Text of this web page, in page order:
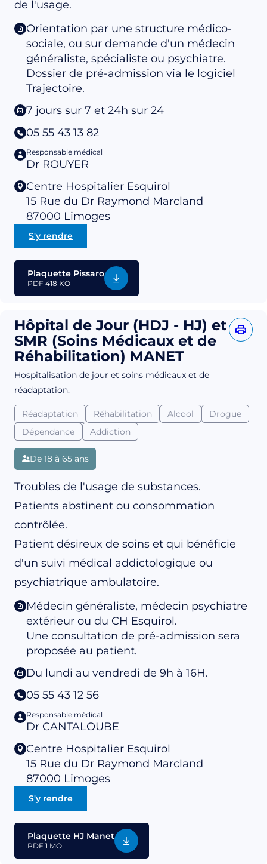
de l'usage.
Orientation par une structure médico-
sociale, ou sur demande d'un médecin
généraliste, spécialiste ou psychiatre.
Dossier de pré-admission via le logiciel
Trajectoire.
7 jours sur 7 et 24h sur 24
05 55 43 13 82
Responsable médical
Dr ROUYER
Centre Hospitalier Esquirol
15 Rue du Dr Raymond Marcland
87000 Limoges
S'y rendre
Plaquette Pissaro
PDF 418 KO
Hôpital de Jour (HDJ - HJ) et
SMR (Soins Médicaux et de
Réhabilitation) MANET
Hospitalisation de jour et soins médicaux et de
réadaptation.
Réadaptation Réhabilitation Alcool
Drogue
Dépendance
Addiction
De 18 à 65 ans
Troubles de l'usage de substances.
Patients abstinent ou consommation
contrôlée.
Patient désireux de soins et qui bénéficie
d'un suivi médical addictologique ou
psychiatrique ambulatoire.
Médecin généraliste, médecin psychiatre
extérieur ou du CH Esquirol.
Une consultation de pré-admission sera
proposée au patient.
Du lundi au vendredi de 9h à 16H.
05 55 43 12 56
Responsable médical
Dr CANTALOUBE
Centre Hospitalier Esquirol
15 Rue du Dr Raymond Marcland
87000 Limoges
S'y rendre
Plaquette HJ Manet
PDF 1 MO